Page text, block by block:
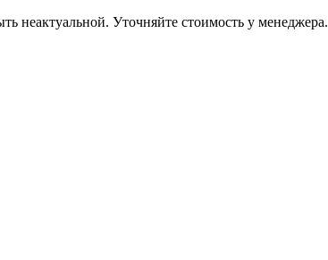
неактуальной. Уточняйте стоимость у менеджера.